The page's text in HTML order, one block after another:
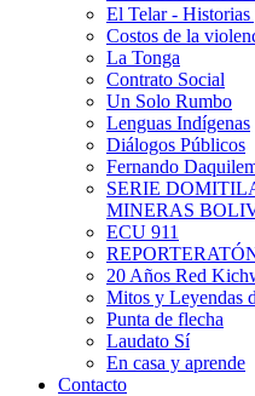
El Telar - Historias
Costos de la
La Tonga
Contrato Social
Un Solo Rumbo
Lenguas Indígenas
Diálogos Públicos
Fernando
SERIE
MINERAS
ECU 911
20 Años Red
Mitos y Leyendas
Punta de flecha
Laudato Sí
En casa y aprende
Contacto